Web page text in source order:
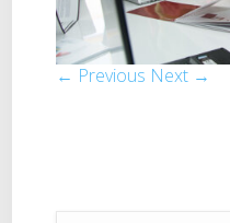
← Previous Next →